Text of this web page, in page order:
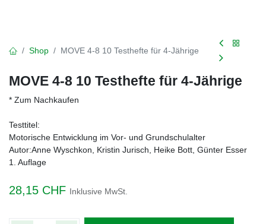
Shop MOVE 4-8 10 Testhefte für 4-Jährige
MOVE 4-8 10 Testhefte für 4-Jährige
* Zum Nachkaufen
Testtitel:
Motorische Entwicklung im Vor- und Grundschulalter
Autor:Anne Wyschkon, Kristin Jurisch, Heike Bott, Günter Esser
1. Auflage
28,15 CHF Inklusive MwSt.